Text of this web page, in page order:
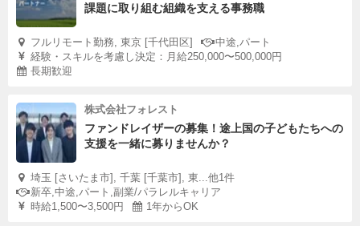
課題に取り組む組織を支える事務職
フルリモート勤務, 東京 [千代田区]
中途,パート
経験・スキルを考慮し決定：月給250,000〜500,000円
長期歓迎
株式会社フォレスト
ファンドレイザーの募集！途上国の子どもたちへの
支援を一緒に募りませんか？
埼玉 [さいたま市], 千葉 [千葉市], 東...他1件
新卒,中途,パート,副業/パラレルキャリア
時給1,500〜3,500円
1年からOK